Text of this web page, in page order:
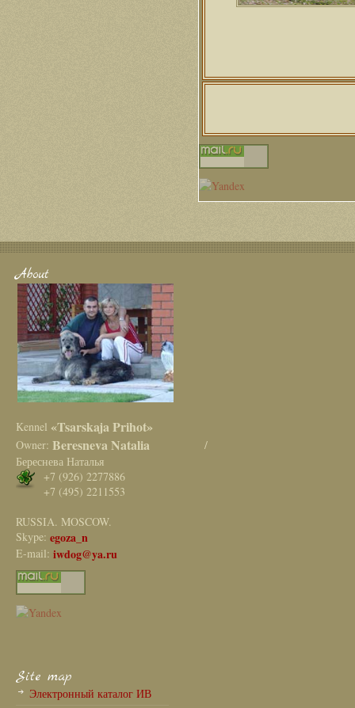
About
Kennel «Tsarskaja Prihot»
Owner: Beresneva Natalia /
Береснева Наталья
+7 (926) 2277886
+7 (495) 2211553
RUSSIA. MOSCOW.
Skype: egoza_n
E-mail: iwdog@ya.ru
Site map
Электронный каталог ИВ